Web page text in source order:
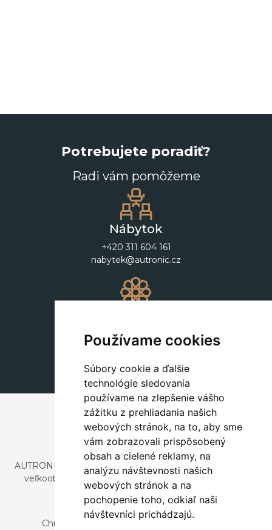
Používame cookies
Súbory cookie a ďalšie
technológie sledovania
používame na zlepšenie vášho
zážitku z prehliadania našich
webových stránok, na to, aby sme
vám zobrazovali prispôsobený
obsah a cielené reklamy, na
analýzu návštevnosti našich
webových stránok a na
pochopenie toho, odkiaľ naši
návštevníci prichádzajú.
Potrebujete poradiť?
Radi vám pomôžeme
Nábytok
+420 311 604 161
nabytek@autronic.cz
+420 311 604 182
dekorace@autronic.cz
AUTRONIC, s.r.o. je spoločnosť zaoberajúca sa dovozom a
veľkoobchodným predajom dizajnového aj štýlového
nábytku a dekorácií.
Česká republika
Chrustenice 270, 267 12 Loděnice u Berouna